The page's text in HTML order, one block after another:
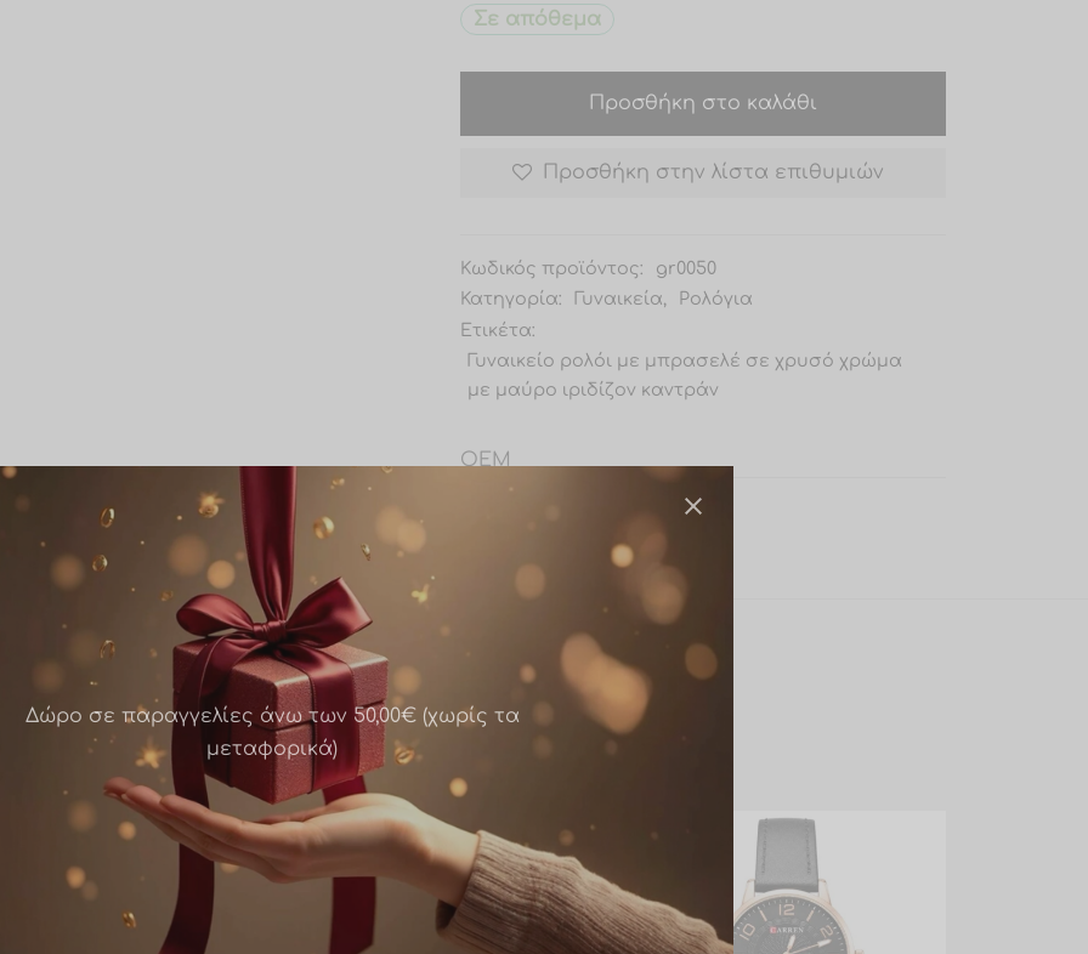
Δώρο σε παραγγελίες άνω των 50,00€ (χωρίς τα
μεταφορικά)
Σε απόθεμα
Προσθήκη στο καλάθι
Προσθήκη στην λίστα επιθυμιών
Κωδικός προϊόντος:
gr0050
Κατηγορία:
Γυναικεία,
Ρολόγια
Ετικέτα:
Γυναικείο ρολόι με μπρασελέ σε χρυσό χρώμα
με μαύρο ιριδίζον καντράν
OEM